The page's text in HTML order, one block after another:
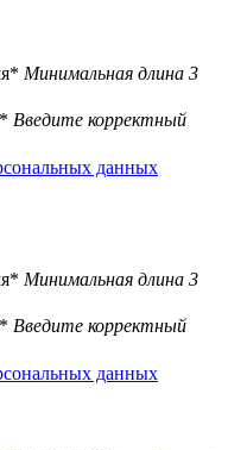
Минимальная длина 3
Введите корректный
данных
Минимальная длина 3
Введите корректный
данных